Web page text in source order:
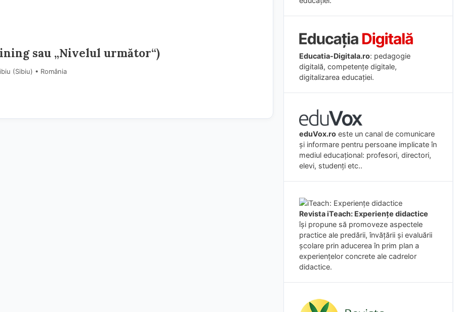
sau „Nivelul următor“)
(Sibiu) • România
Educatia-Digitala.ro: pedagogie
digitală, competențe digitale,
digitalizarea educației.
eduVox.ro este un canal de comunicare
și informare pentru persoane implicate în
mediul educațional: profesori, directori,
elevi, studenți etc..
Revista iTeach: Experienţe didactice
îşi propune să promoveze aspectele
practice ale predării, învăţării şi evaluării
şcolare prin aducerea în prim plan a
experienţelor concrete ale cadrelor
didactice.